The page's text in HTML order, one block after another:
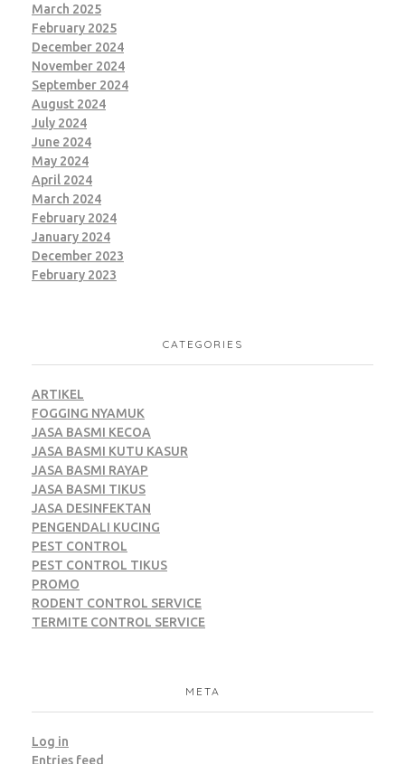
March 2025
February 2025
December 2024
November 2024
September 2024
August 2024
July 2024
June 2024
May 2024
April 2024
March 2024
February 2024
January 2024
December 2023
February 2023
CATEGORIES
ARTIKEL
FOGGING NYAMUK
JASA BASMI KECOA
JASA BASMI KUTU KASUR
JASA BASMI RAYAP
JASA BASMI TIKUS
JASA DESINFEKTAN
PENGENDALI KUCING
PEST CONTROL
PEST CONTROL TIKUS
PROMO
RODENT CONTROL SERVICE
TERMITE CONTROL SERVICE
META
Log in
Entries feed